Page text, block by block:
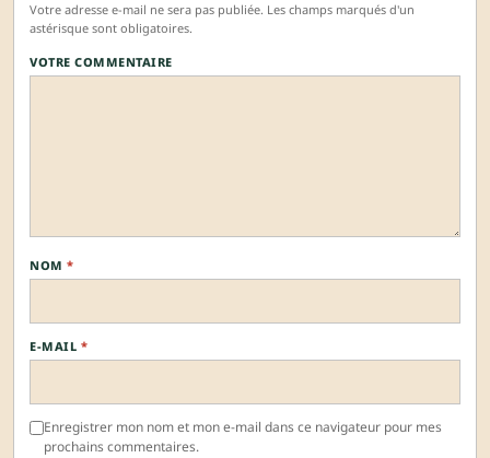
Votre adresse e-mail ne sera pas publiée. Les champs marqués d'un
astérisque sont obligatoires.
VOTRE COMMENTAIRE
NOM *
E-MAIL *
Enregistrer mon nom et mon e-mail dans ce navigateur pour mes
prochains commentaires.